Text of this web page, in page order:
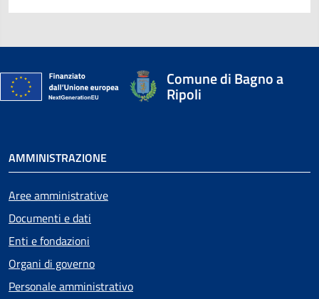
Comune di Bagno a
Ripoli
AMMINISTRAZIONE
Aree amministrative
Documenti e dati
Enti e fondazioni
Organi di governo
Personale amministrativo